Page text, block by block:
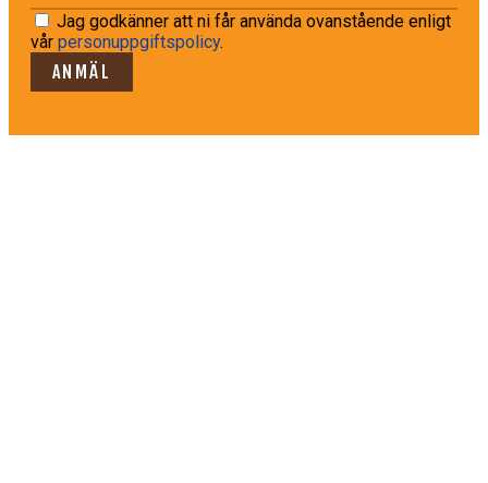
Jag godkänner att ni får använda ovanstående enligt
vår personuppgiftspolicy.
ANMÄL